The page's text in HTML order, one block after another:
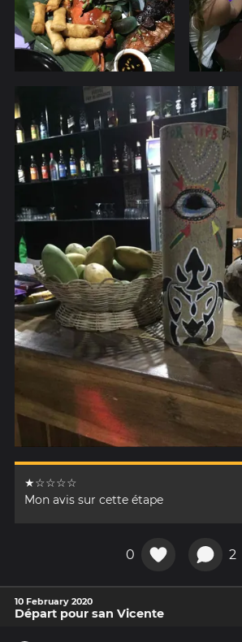
★☆☆☆☆
Mon avis sur cette étape
0 2
10 February 2020
Départ pour san Vicente